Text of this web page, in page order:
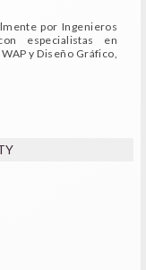
por Ingenieros
especialistas en
y Diseño Gráfico,